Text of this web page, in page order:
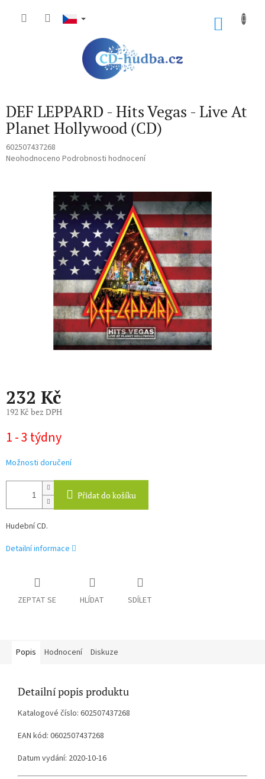
DEF LEPPARD - Hits Vegas - Live At
Planet Hollywood (CD)
602507437268
Průměrné
Neohodnoceno Podrobnosti hodnocení
232 Kč
192 Kč bez DPH
cena:
1 - 3 týdny
Možnosti doručení
Přidat do košíku
Hudební CD.
Detailní informace
ZEPTAT SE HLÍDAT SDÍLET
Popis Hodnocení Diskuze
Detailní popis produktu
Katalogové číslo: 602507437268
EAN kód: 0602507437268
Datum vydání: 2020-10-16